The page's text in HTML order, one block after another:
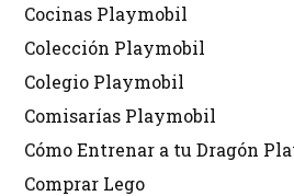
Cocinas Playmobil
Colección Playmobil
Colegio Playmobil
Comisarías Playmobil
Cómo Entrenar a tu Dragón
Comprar Lego